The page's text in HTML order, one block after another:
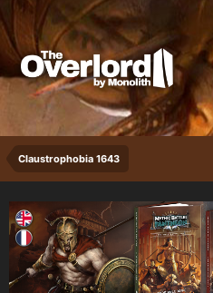
Claustrophobia 1643